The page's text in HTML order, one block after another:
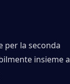
per la seconda
insieme a